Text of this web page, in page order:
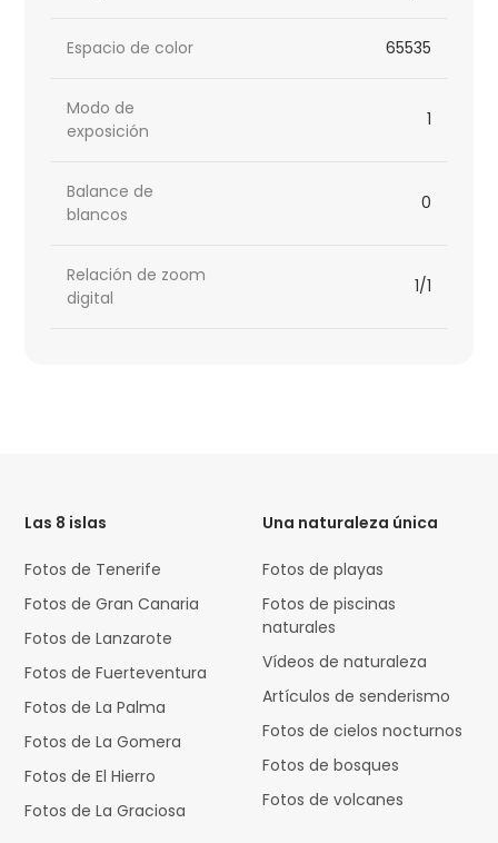
Espacio de color 65535
Modo de
exposición
1
Balance de
blancos
0
Relación de zoom
digital
1/1
Las 8 islas
Fotos de Tenerife
Fotos de Gran Canaria
Fotos de Lanzarote
Fotos de Fuerteventura
Fotos de La Palma
Fotos de La Gomera
Fotos de El Hierro
Fotos de La Graciosa
Una naturaleza única
Fotos de playas
Fotos de piscinas
naturales
Vídeos de naturaleza
Artículos de senderismo
Fotos de cielos nocturnos
Fotos de bosques
Fotos de volcanes